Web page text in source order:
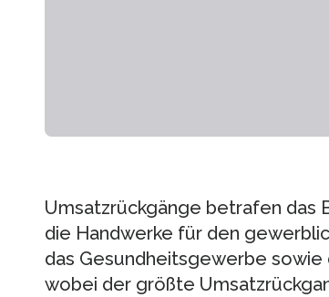
Umsatzrückgänge betrafen das
die Handwerke für den
das Gesundheitsgewerbe
wobei der größte